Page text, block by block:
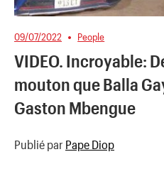
09/07/2022 People
VIDEO. Incroyable:
mouton que Balla
Gaston Mbengue
Publié par Pape Diop